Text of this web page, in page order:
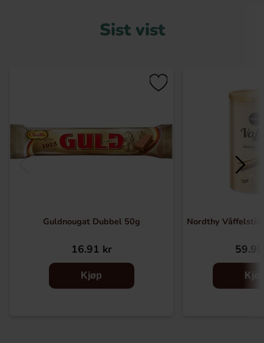
Sist vist
Guldnougat Dubbel 50g
16.91 kr
Kjøp
Nordthy